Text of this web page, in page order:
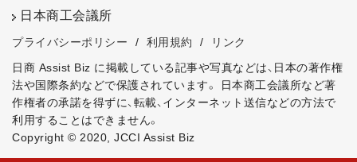
日本商工会議所
プライバシーポリシー / 利用規約 /
リンク
日商 Assist Biz に掲載している記事や写真などは、日本の著作権
法や国際条約などで保護されています。
日本商工会議所など著
作権者の承諾を得ずに、転載、インターネット送信などの方法で
利用することはできません。
Copyright © 2020, JCCI Assist Biz